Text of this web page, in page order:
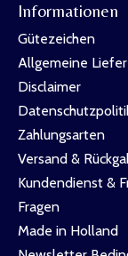
Informationen
Gütezeichen
Allgemeine
Disclaimer
Zahlungsarten
Versand &
Kundendienst &
Fragen
Made in Holland